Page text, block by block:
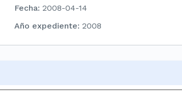
Fecha: 2008-04-14
Año expediente: 2008